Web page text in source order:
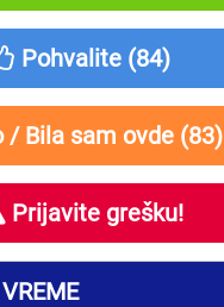
Pohvalite (84)
/ Bila sam ovde (83)
Prijavite grešku!